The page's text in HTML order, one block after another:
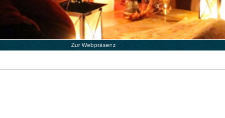
Zur Webpräsenz